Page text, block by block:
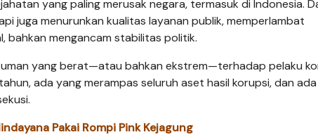
yang paling merusak negara, termasuk di Indonesia.
juga menurunkan kualitas layanan publik, memperlambat
bahkan mengancam stabilitas politik.
yang berat—atau bahkan ekstrem—terhadap pelaku
ada yang merampas seluruh aset hasil korupsi, dan
Pakai Rompi Pink Kejagung